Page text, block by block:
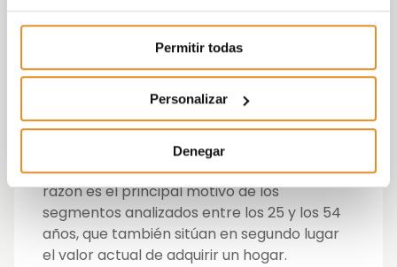
Permitir todas
Personalizar
Denegar
propiedad es elprecio de compra
(56% de las respuestas), así
como la inseguridad sobre si tendrán que
mudarse en los años posteriores (38%). En el
mayores de 55 años
de compra también representa el mayor
(52%), seguido de su incapacidad
para acceder a financiación. Esta última
razón es el principal motivo de los
segmentos analizados entre los 25 y los 54
años, que también sitúan en segundo lugar
el valor actual de adquirir un hogar.